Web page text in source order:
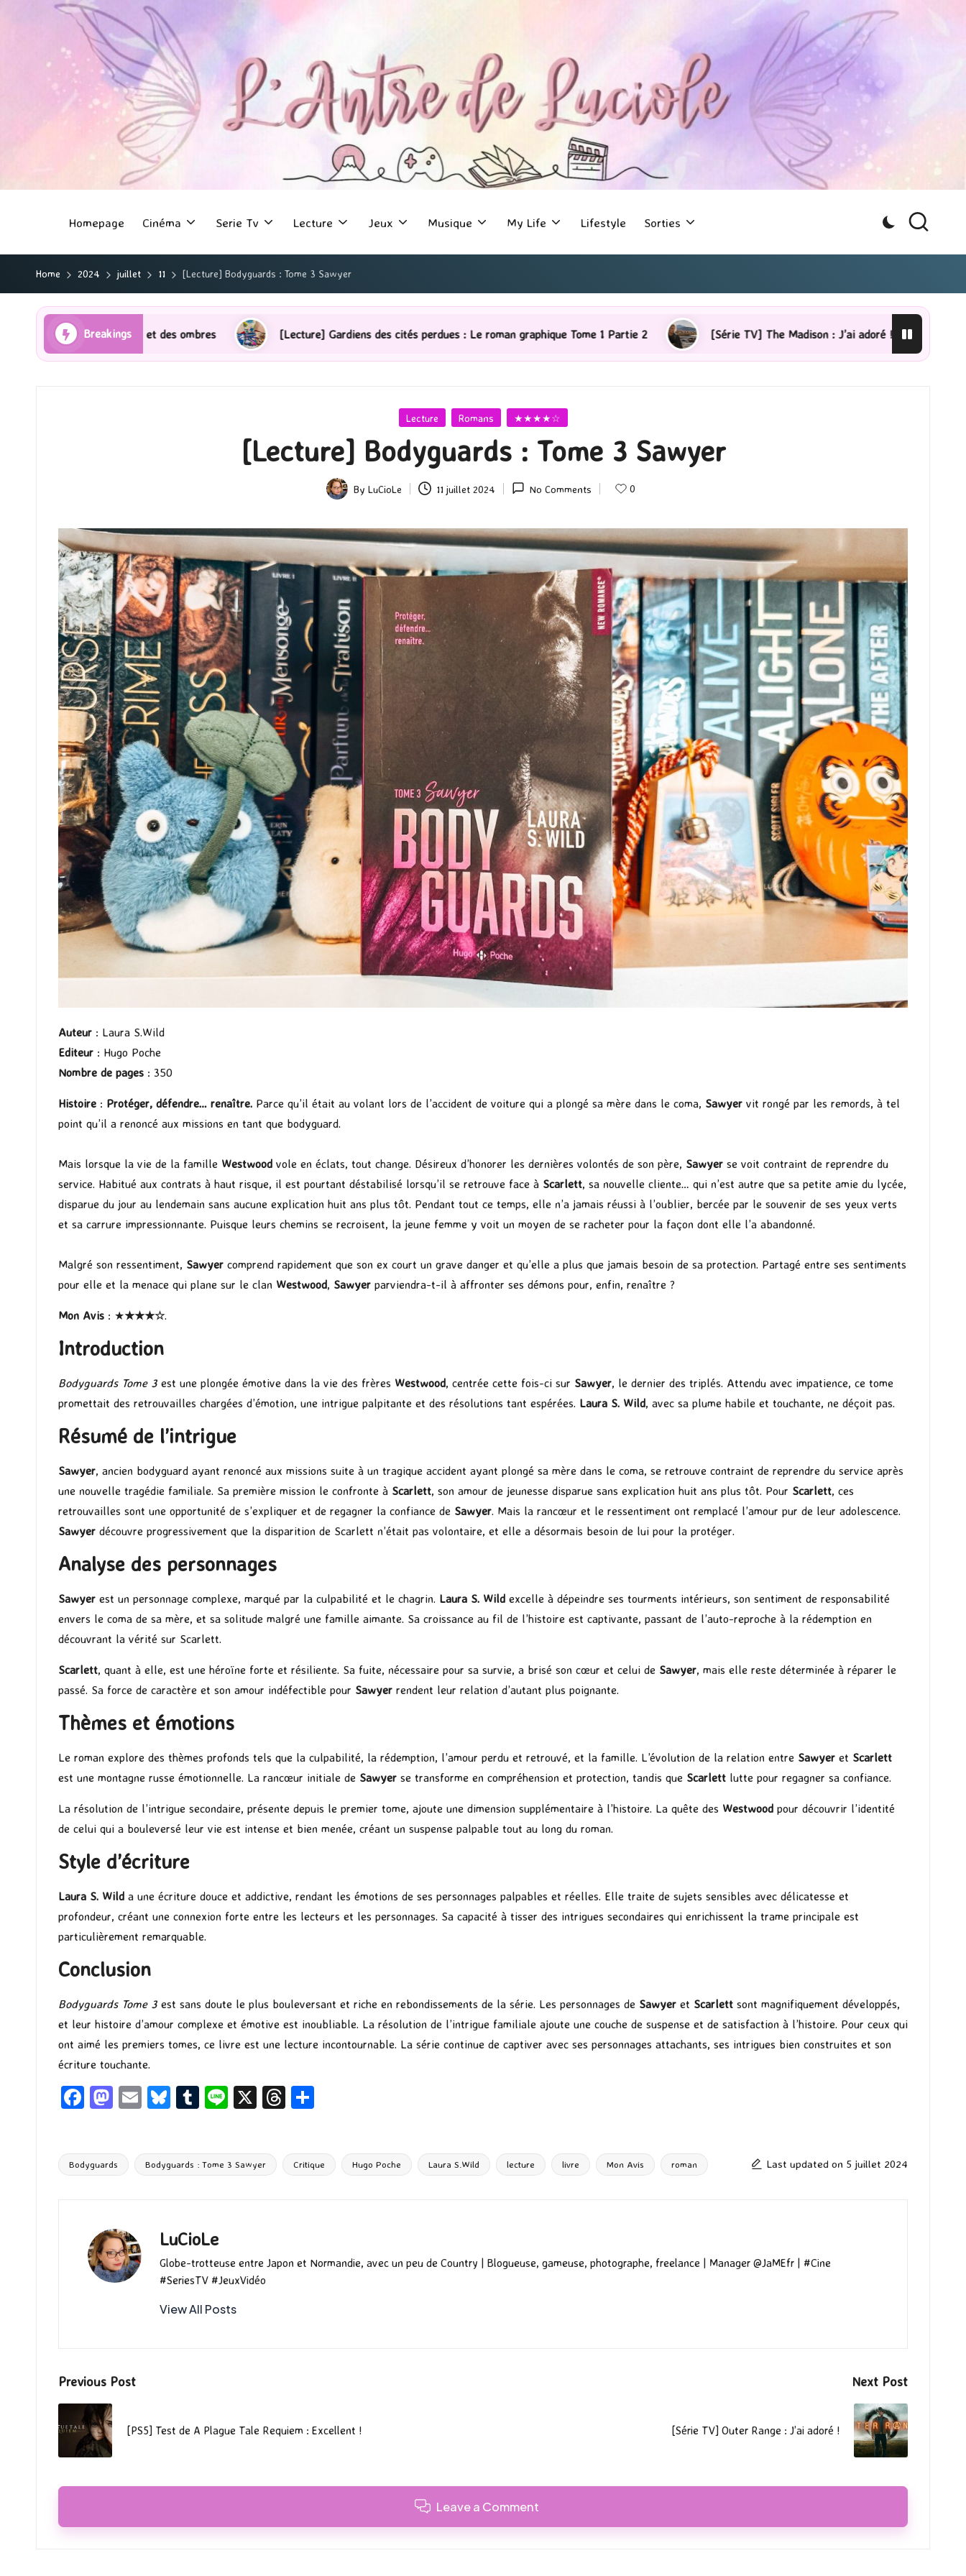
Homepage Cinéma Serie Tv Lecture Jeux Musique My Life Lifestyle Sorties
Home 2024 juillet 11 [Lecture] Bodyguards : Tome 3 Sawyer
Breakings
et des ombres [Lecture] Gardiens des cités perdues : Le roman graphique Tome 1 Partie 2 [Série TV] The Madison : J’ai adoré ! [Lecture] La femme de
Posted
Lecture Romans ★★★★☆
[Lecture] Bodyguards : Tome 3 Sawyer
Posted
By LuCioLe 11 juillet 2024 No Comments 0
Auteur : Laura S.Wild
Editeur : Hugo Poche
Nombre de pages : 350
Histoire : Protéger, défendre… renaître. Parce qu’il était au volant lors de l’accident de voiture qui a plongé sa mère dans le coma, Sawyer vit rongé par les remords, à tel
point qu’il a renoncé aux missions en tant que bodyguard.
Mais lorsque la vie de la famille Westwood vole en éclats, tout change. Désireux d’honorer les dernières volontés de son père, Sawyer se voit contraint de reprendre du
service. Habitué aux contrats à haut risque, il est pourtant déstabilisé lorsqu’il se retrouve face à Scarlett, sa nouvelle cliente… qui n’est autre que sa petite amie du lycée,
disparue du jour au lendemain sans aucune explication huit ans plus tôt. Pendant tout ce temps, elle n’a jamais réussi à l’oublier, bercée par le souvenir de ses yeux verts
et sa carrure impressionnante. Puisque leurs chemins se recroisent, la jeune femme y voit un moyen de se racheter pour la façon dont elle l’a abandonné.
Malgré son ressentiment, Sawyer comprend rapidement que son ex court un grave danger et qu’elle a plus que jamais besoin de sa protection. Partagé entre ses sentiments
pour elle et la menace qui plane sur le clan Westwood, Sawyer parviendra-t-il à affronter ses démons pour, enfin, renaître ?
Mon Avis : ★★★★☆.
Introduction
Bodyguards Tome 3 est une plongée émotive dans la vie des frères Westwood, centrée cette fois-ci sur Sawyer, le dernier des triplés. Attendu avec impatience, ce tome
promettait des retrouvailles chargées d’émotion, une intrigue palpitante et des résolutions tant espérées. Laura S. Wild, avec sa plume habile et touchante, ne déçoit pas.
Résumé de l’intrigue
Sawyer, ancien bodyguard ayant renoncé aux missions suite à un tragique accident ayant plongé sa mère dans le coma, se retrouve contraint de reprendre du service après
une nouvelle tragédie familiale. Sa première mission le confronte à Scarlett, son amour de jeunesse disparue sans explication huit ans plus tôt. Pour Scarlett, ces
retrouvailles sont une opportunité de s’expliquer et de regagner la confiance de Sawyer. Mais la rancœur et le ressentiment ont remplacé l’amour pur de leur adolescence.
Sawyer découvre progressivement que la disparition de Scarlett n’était pas volontaire, et elle a désormais besoin de lui pour la protéger.
Analyse des personnages
Sawyer est un personnage complexe, marqué par la culpabilité et le chagrin. Laura S. Wild excelle à dépeindre ses tourments intérieurs, son sentiment de responsabilité
envers le coma de sa mère, et sa solitude malgré une famille aimante. Sa croissance au fil de l’histoire est captivante, passant de l’auto-reproche à la rédemption en
découvrant la vérité sur Scarlett.
Scarlett, quant à elle, est une héroïne forte et résiliente. Sa fuite, nécessaire pour sa survie, a brisé son cœur et celui de Sawyer, mais elle reste déterminée à réparer le
passé. Sa force de caractère et son amour indéfectible pour Sawyer rendent leur relation d’autant plus poignante.
Thèmes et émotions
Le roman explore des thèmes profonds tels que la culpabilité, la rédemption, l’amour perdu et retrouvé, et la famille. L’évolution de la relation entre Sawyer et Scarlett
est une montagne russe émotionnelle. La rancœur initiale de Sawyer se transforme en compréhension et protection, tandis que Scarlett lutte pour regagner sa confiance.
La résolution de l’intrigue secondaire, présente depuis le premier tome, ajoute une dimension supplémentaire à l’histoire. La quête des Westwood pour découvrir l’identité
de celui qui a bouleversé leur vie est intense et bien menée, créant un suspense palpable tout au long du roman.
Style d’écriture
Laura S. Wild a une écriture douce et addictive, rendant les émotions de ses personnages palpables et réelles. Elle traite de sujets sensibles avec délicatesse et
profondeur, créant une connexion forte entre les lecteurs et les personnages. Sa capacité à tisser des intrigues secondaires qui enrichissent la trame principale est
particulièrement remarquable.
Conclusion
Bodyguards Tome 3 est sans doute le plus bouleversant et riche en rebondissements de la série. Les personnages de Sawyer et Scarlett sont magnifiquement développés,
et leur histoire d’amour complexe et émotive est inoubliable. La résolution de l’intrigue familiale ajoute une couche de suspense et de satisfaction à l’histoire. Pour ceux qui
ont aimé les premiers tomes, ce livre est une lecture incontournable. La série continue de captiver avec ses personnages attachants, ses intrigues bien construites et son
écriture touchante.
Fa
o
M
d
E
l
Bl
ky
T
bl
Li X
T
ds g
Tags:
Bodyguards Bodyguards : Tome 3 Sawyer Critique Hugo Poche Laura S.Wild lecture livre Mon Avis roman Last updated on 5 juillet 2024
LuCioLe
Globe-trotteuse entre Japon et Normandie, avec un peu de Country | Blogueuse, gameuse, photographe, freelance | Manager @JaMEfr | #Cine
#SeriesTV #JeuxVidéo
View All Posts
Post
navigation
Previous Post
[PS5] Test de A Plague Tale Requiem : Excellent !
Next Post
[Série TV] Outer Range : J’ai adoré !
Leave a Comment